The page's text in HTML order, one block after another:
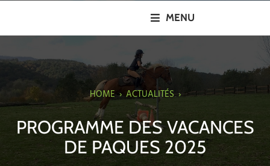
MENU
HOME › ACTUALITÉS›
PROGRAMME DES VACANCES
DE PAQUES 2025